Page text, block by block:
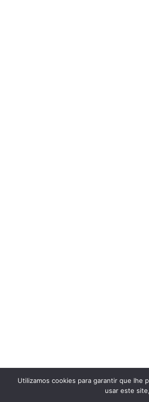
Utilizamos cookies para garantir que lhe
usar este